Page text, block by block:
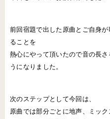
前回宿題で出した原曲とご自身
ることを
熱心にやって頂いたので音の長
うになりました。
次のステップとして今回は、
原曲では部分ごとに地声、ミッ